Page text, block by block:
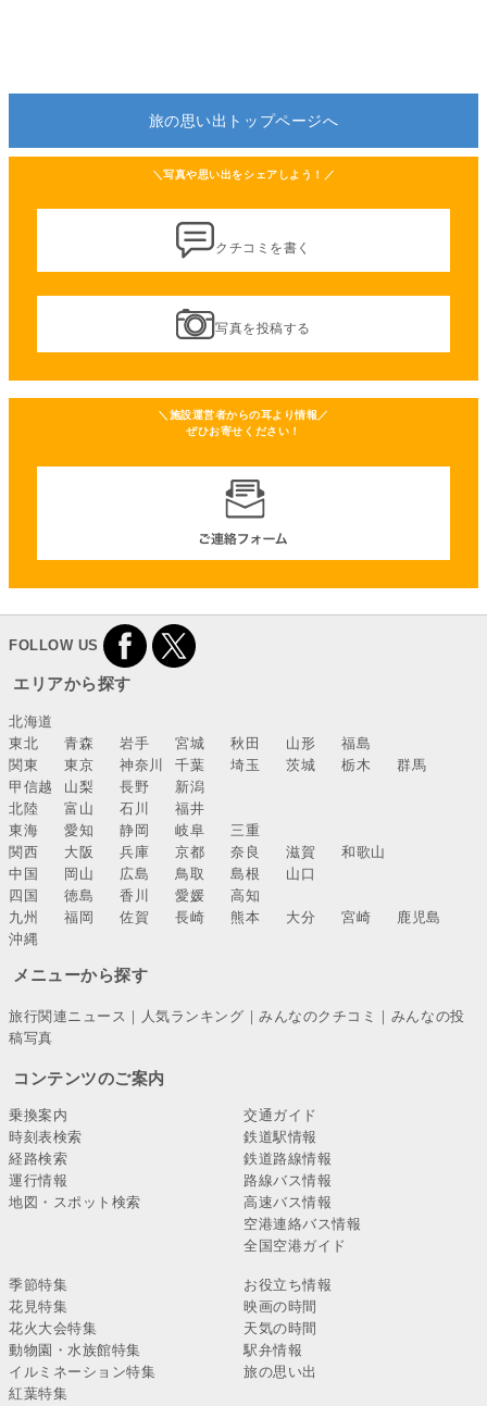
旅の思い出トップページへ
＼写真や思い出をシェアしよう！／
クチコミを書く
写真を投稿する
＼施設運営者からの耳より情報／
ぜひお寄せください！
FOLLOW US
エリアから探す
北海道
東北
青森 岩手 宮城 秋田 山形
福島
関東
東京 神奈川 千葉 埼玉 茨城 栃木
群馬
甲信越
山梨 長野
新潟
北陸
富山 石川
福井
東海
愛知 静岡 岐阜
三重
関西
大阪 兵庫 京都 奈良 滋賀
和歌山
中国
岡山 広島 鳥取 島根
山口
四国
徳島 香川 愛媛
高知
九州
福岡 佐賀 長崎 熊本 大分 宮崎
鹿児島
沖縄
メニューから探す
旅行関連ニュース ｜ 人気ランキング ｜みんなのクチコミ ｜ みんなの投
稿写真
コンテンツのご案内
乗換案内
時刻表検索
経路検索
運行情報
地図・スポット検索
交通ガイド
鉄道駅情報
鉄道路線情報
路線バス情報
高速バス情報
空港連絡バス情報
全国空港ガイド
季節特集
花見特集
花火大会特集
動物園・水族館特集
イルミネーション特集
紅葉特集
お役立ち情報
映画の時間
天気の時間
駅弁情報
旅の思い出